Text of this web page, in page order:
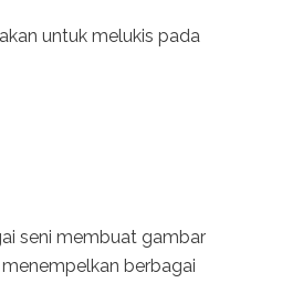
untuk melukis pada
seni membuat gambar
berbagai